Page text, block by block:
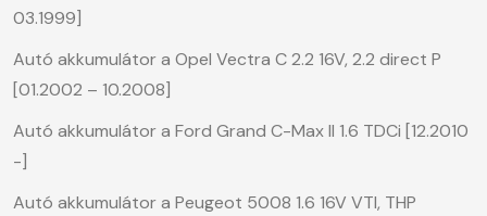
03.1999]
Autó akkumulátor a Opel Vectra C 2.2 16V, 2.2 direct P
[01.2002 – 10.2008]
Autó akkumulátor a Ford Grand C-Max II 1.6 TDCi [12.2010
-]
Autó akkumulátor a Peugeot 5008 1.6 16V VTI, THP